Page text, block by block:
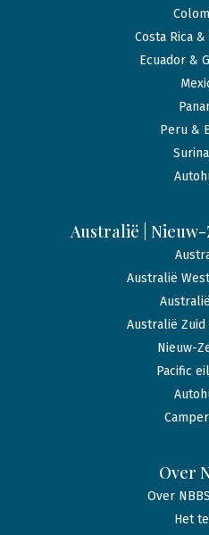
Costa Rica
Ecuador &
Peru &
Australië |
Australië
Australië Zuid
Nieuw-
Pacific
Over
Over
Het